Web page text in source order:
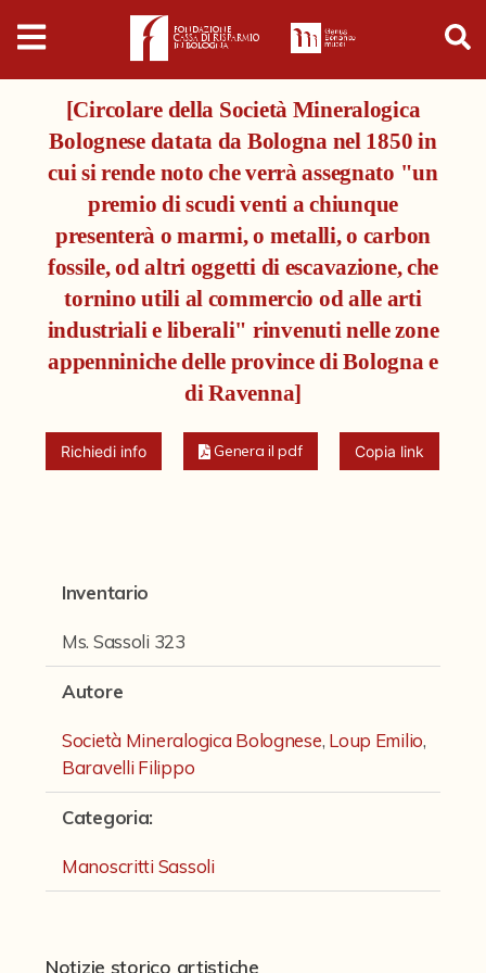
Digital
Humanities
Donazioni
Collezioni
Arti Applicate
Cataloghi storici
Disegni
Manoscritti Ambrosini
Manoscritti Silvani
Miscellanea speciale di manoscritti e materiali documentari
Stampe
Testi a Stampa
[Circolare della Società Mineralogica
Bolognese datata da Bologna nel 1850 in
cui si rende noto che verrà assegnato "un
premio di scudi venti a chiunque
presenterà o marmi, o metalli, o carbon
fossile, od altri oggetti di escavazione, che
tornino utili al commercio od alle arti
industriali e liberali" rinvenuti nelle zone
appenniniche delle province di Bologna e
di Ravenna]
Richiedi info Genera il pdf Copia link
Inventario
Ms. Sassoli 323
Autore
Società Mineralogica Bolognese, Loup Emilio,
Baravelli Filippo
Categoria:
Manoscritti Sassoli
Notizie storico artistiche